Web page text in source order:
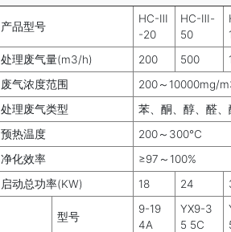
产品型号
HC-Ⅲ
-20
HC-Ⅲ-
50
处理废气量(m3/h)
200 500
废气浓度范围
200～10000mg/
处理废气类型
苯、酮、醇、醛
预热温度
200～300℃
净化效率
≥97～100%
启动总功率(KW)
18 24
型号
9-19
4A
YX9-3
5 5C